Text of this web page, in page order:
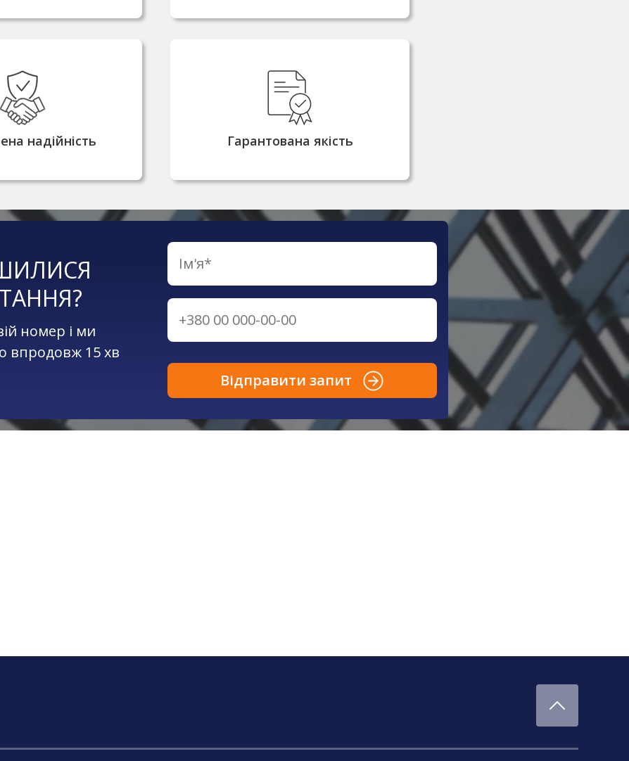
надійність
року та маємо
надійного
металопрокату
Гарантована якість
Металопрокат постачається
напряму від виробників та має
всі необхідні сертифікати якості
номер і ми
впродовж 15 хв
Відправити запит